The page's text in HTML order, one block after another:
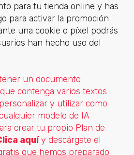
para tu tienda online y has
para activar la promoción
una cookie o píxel podrás
han hecho uso del
un documento
contenga varios textos
y utilizar como
modelo de IA
crear tu propio Plan de
aquíy descárgate el
que hemos preparado